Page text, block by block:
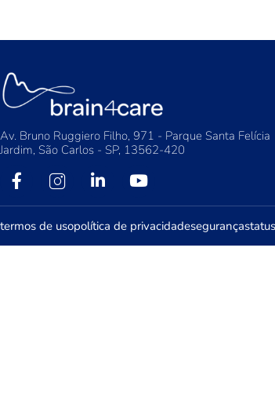
Av. Bruno Ruggiero Filho, 971 - Parque Santa Felícia
Jardim, São Carlos - SP, 13562-420
termos de usopolítica de privacidadesegurança